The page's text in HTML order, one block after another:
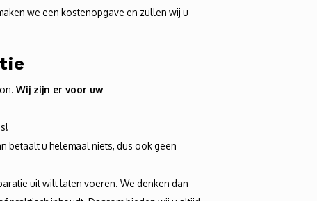
we een kostenopgave en zullen wij u
Wij zijn er voor uw
betaalt u helemaal niets, dus ook geen
uit wilt laten voeren. We denken dan